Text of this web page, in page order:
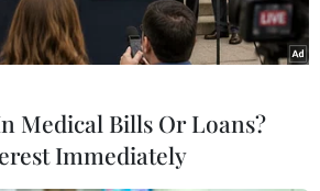
Medical Bills Or Loans?
Immediately